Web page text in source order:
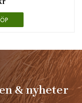
& nyheter